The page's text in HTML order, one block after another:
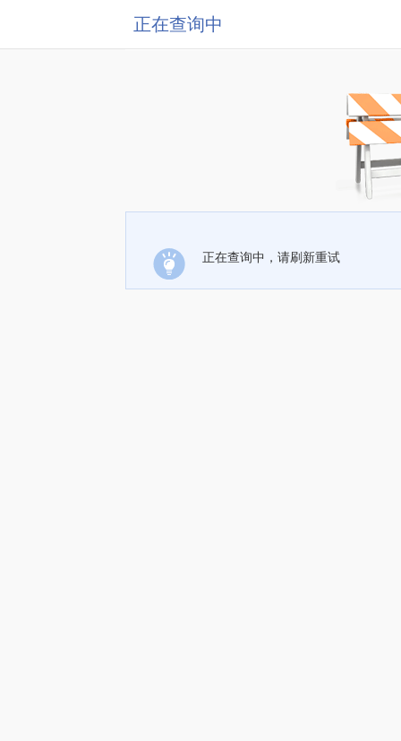
正在查询中
正在查询中，请刷新重试